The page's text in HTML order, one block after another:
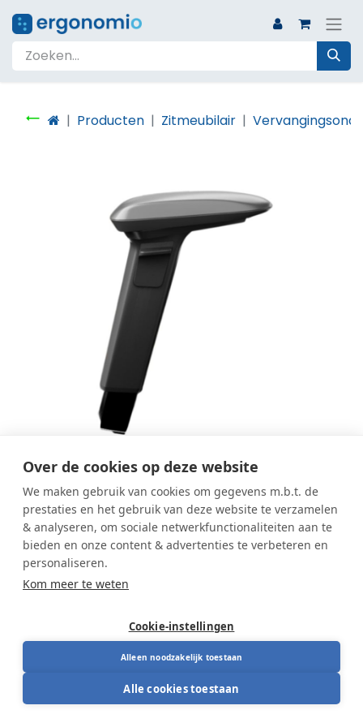
Over de cookies op deze website
We maken gebruik van cookies om gegevens m.b.t. de
prestaties en het gebruik van deze website te verzamelen
& analyseren, om sociale netwerkfunctionaliteiten aan te
bieden en onze content & advertenties te verbeteren en
personaliseren.
Kom meer te weten
Cookie-instellingen
Alleen noodzakelijk toestaan
Alle cookies toestaan
Producten Zitmeubilair
RH Mereo Armleuningen 8T
(paar)
Deze RH Mereo armleuningen 8T zijn originele
van armen en schouders. Ze zijn verstelbaar in
hoogte, diepte en breedte en ook roteerbaar, zodat
je ze precies op jouw zithouding afstemt. Ideaal
wanneer je je RH Mereo stoel wil aanvullen of
herstellen met een paar originele armleuningen.
Originele RH armleuningen (set van 2)
Draaibaar voor perfecte armsteun